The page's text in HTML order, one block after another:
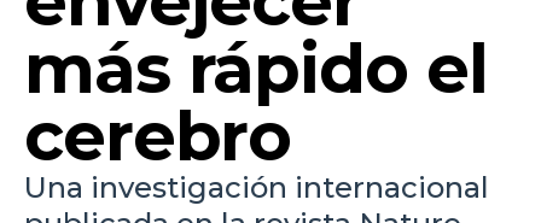
más rápido el
cerebro
Una investigación internacional